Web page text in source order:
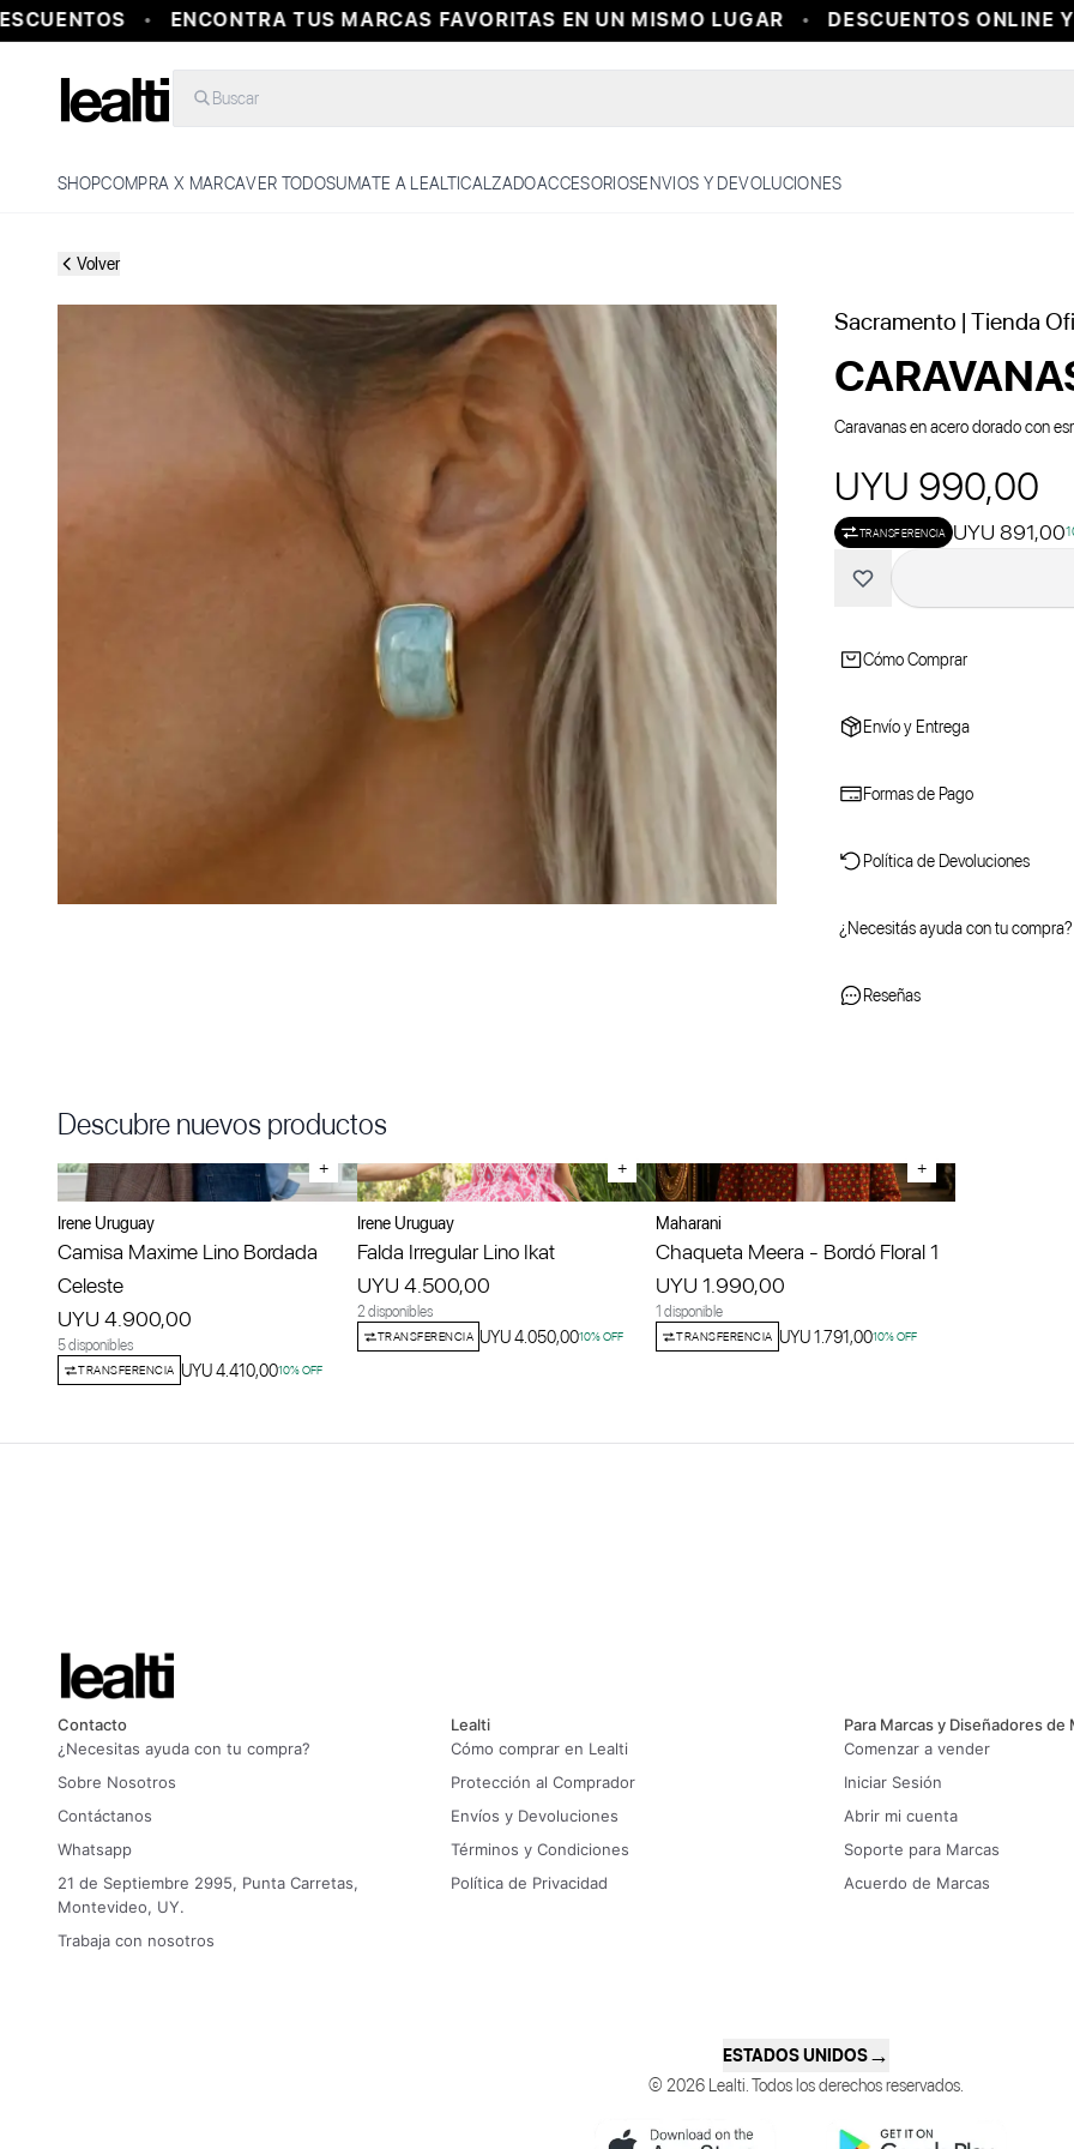
ENCONTRA TUS MARCAS FAVORITAS EN UN MISMO LUGAR DESCUENTOS ONLINE Y
Buscar
SHOPCOMPRA X MARCAVER TODOSUMATE A LEALTICALZADOACCESORIOSENVIOS Y DEVOLUCIONES
Volver
Sacramento | Tienda
Caravanas en acero dorado con
UYU 990,00
TRANSFERENCIA UYU 891,00
Cómo Comprar
Envío y Entrega
Formas de Pago
Política de Devoluciones
¿Necesitás ayuda con tu compra?
Reseñas
Descubre nuevos productos
+
Irene Uruguay
Camisa Maxime Lino Bordada
Celeste
UYU 4.900,00
5 disponibles
TRANSFERENCIA UYU 4.410,0010% OFF
+
Irene Uruguay
Falda Irregular Lino Ikat
UYU 4.500,00
2 disponibles
TRANSFERENCIA UYU 4.050,0010% OFF
+
Maharani
Chaqueta Meera - Bordó Floral 1
UYU 1.990,00
1 disponible
TRANSFERENCIA UYU 1.791,0010% OFF
Contacto
¿Necesitas ayuda con tu compra?
Sobre Nosotros
Contáctanos
Whatsapp
21 de Septiembre 2995, Punta Carretas,
Montevideo, UY.
Trabaja con nosotros
Lealti
Cómo comprar en Lealti
Protección al Comprador
Envíos y Devoluciones
Términos y Condiciones
Política de Privacidad
Para Marcas y Diseñadores de
Comenzar a vender
Iniciar Sesión
Abrir mi cuenta
Soporte para Marcas
Acuerdo de Marcas
ESTADOS UNIDOS→
© 2026 Lealti. Todos los derechos reservados.